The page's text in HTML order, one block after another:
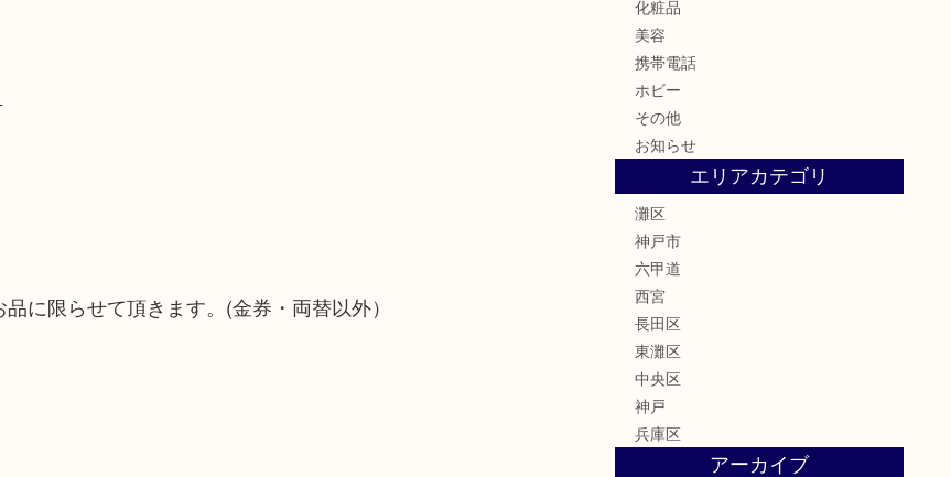
に限らせて頂きます。(金券・両替以外）
化粧品
美容
携帯電話
ホビー
その他
お知らせ
エリアカテゴリ
灘区
神戸市
六甲道
西宮
長田区
東灘区
中央区
神戸
兵庫区
アーカイブ